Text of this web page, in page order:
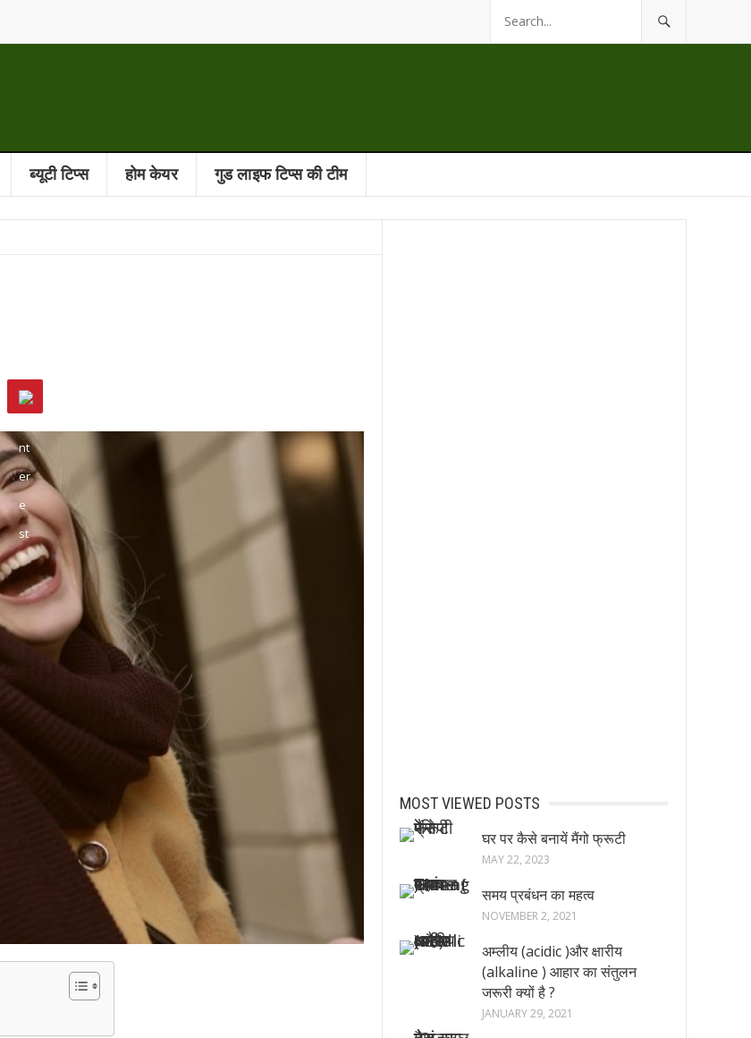
ब्यूटी टिप्स होम केयर गुड लाइफ टिप्स की टीम
MOST VIEWED POSTS
घर पर कैसे बनायें मैंगो फ्रूटी
MAY 22, 2023
समय प्रबंधन का महत्व
NOVEMBER 2, 2021
अम्लीय (acidic )और क्षारीय
(alkaline ) आहार का संतुलन
जरूरी क्यों है ?
JANUARY 29, 2021